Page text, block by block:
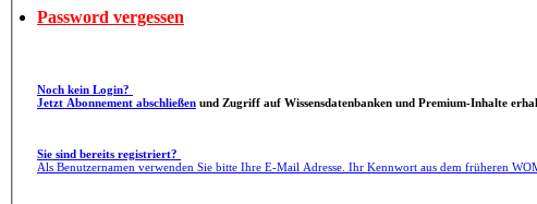
Password vergessen
Noch kein Login?
Jetzt Abonnement abschließen und Zugriff auf Wissensdatenbanken und Premium-Inhalte
Sie sind bereits registriert?
Als Benutzernamen verwenden Sie bitte Ihre E-Mail Adresse. Ihr Kennwort aus dem früheren